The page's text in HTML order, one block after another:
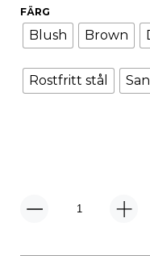
FÄRG
Blush Brown
Rostfritt stål
Walther